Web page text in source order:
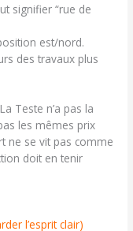
signifier “rue de
est/nord.
des travaux plus
Teste n’a pas la
les mêmes prix
ne se vit pas comme
doit en tenir
l’esprit clair)